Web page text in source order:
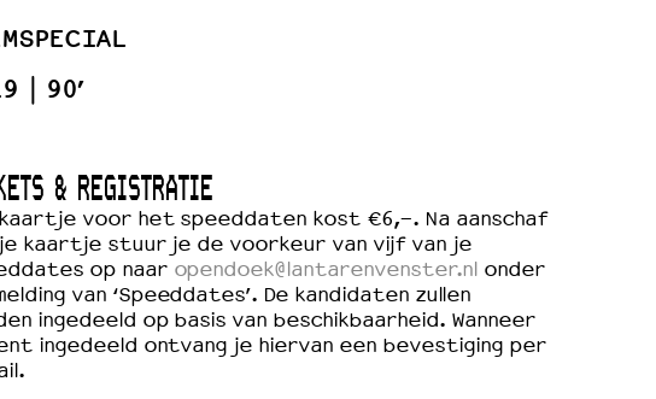
90’
& REGISTRATIE
kaartje voor het speeddaten kost €6,-. Na aanschaf
kaartje stuur je de voorkeur van vijf van je
op naar opendoek@lantarenvenster.nlonder
van ‘Speeddates’. De kandidaten zullen
ingedeeld op basis van beschikbaarheid. Wanneer
ingedeeld ontvang je hiervan een bevestiging per